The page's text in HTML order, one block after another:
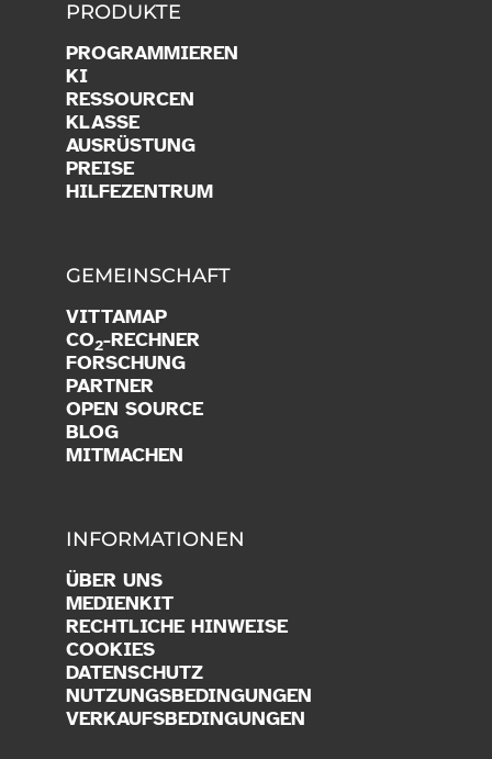
PRODUKTE
PROGRAMMIEREN
KI
RESSOURCEN
KLASSE
AUSRÜSTUNG
PREISE
HILFEZENTRUM
GEMEINSCHAFT
VITTAMAP
CO2-RECHNER
FORSCHUNG
PARTNER
OPEN SOURCE
BLOG
MITMACHEN
INFORMATIONEN
ÜBER UNS
MEDIENKIT
RECHTLICHE HINWEISE
COOKIES
DATENSCHUTZ
NUTZUNGSBEDINGUNGEN
VERKAUFSBEDINGUNGEN